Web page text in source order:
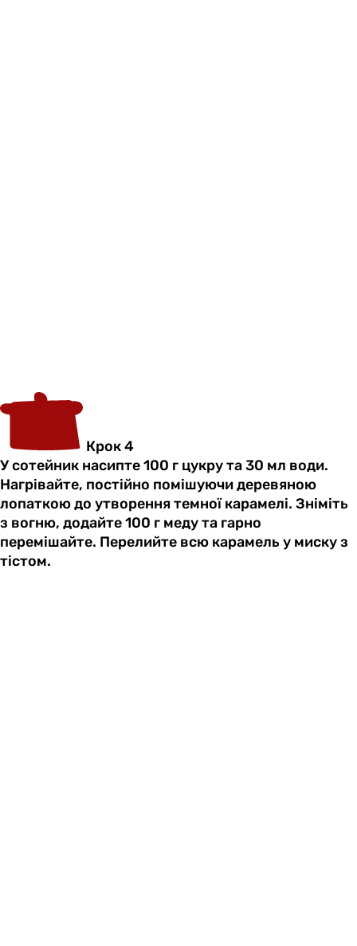
Крок 4
У сотейник насипте 100 г цукру та 30 мл води.
Нагрівайте, постійно помішуючи деревяною
лопаткою до утворення темної карамелі. Зніміть
з вогню, додайте 100 г меду та гарно
перемішайте. Перелийте всю карамель у миску з
тістом.